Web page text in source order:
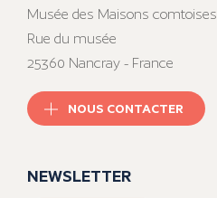
Musée des Maisons comtoises
Rue du musée
25360 Nancray - France
NOUS CONTACTER
NEWSLETTER